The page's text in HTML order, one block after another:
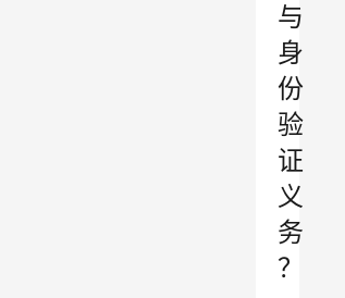
与
身
份
验
证
义
务
？